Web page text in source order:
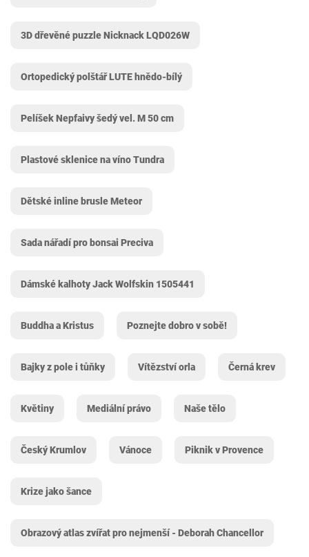
3D dřevěné puzzle Nicknack ‎LQD026W
Ortopedický polštář LUTE hnědo-bílý
Pelíšek Nepfaivy šedý vel. M 50 cm
Plastové sklenice na víno Tundra
Dětské inline brusle Meteor
Sada nářadí pro bonsai Preciva
Dámské kalhoty Jack Wolfskin 1505441
Buddha a Kristus Poznejte dobro v sobě!
Bajky z pole i tůňky Vítězství orla Černá krev
Květiny Mediální právo Naše tělo
Český Krumlov Vánoce Piknik v Provence
Krize jako šance
Obrazový atlas zvířat pro nejmenší - Deborah Chancellor